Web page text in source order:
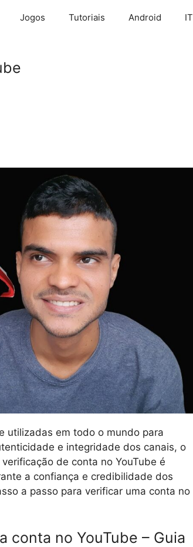
Jogos Tutoriais Android IT
utilizadas em todo o mundo para
e integridade dos canais, o
de conta no YouTube é
a confiança e credibilidade dos
a passo para verificar uma conta no
conta no YouTube – Guia